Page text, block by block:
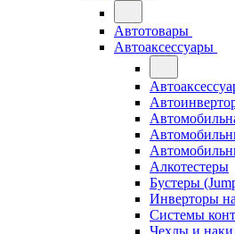
Автотовары
Автоаксессуары
Алкотестеры
Бустеры
Инверторы
Системы
Чехлы и